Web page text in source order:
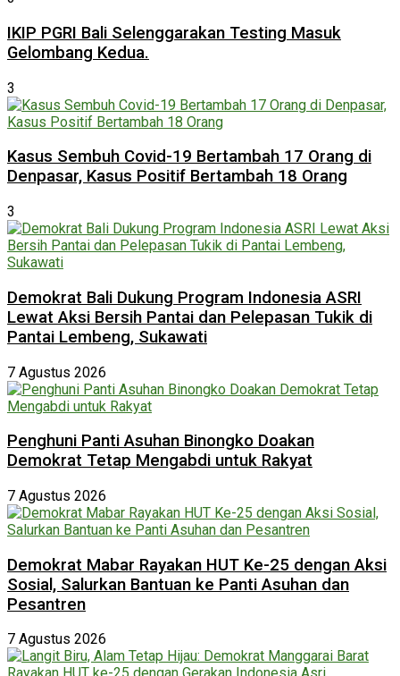
IKIP PGRI Bali Selenggarakan Testing Masuk
Gelombang Kedua.
3
Kasus Sembuh Covid-19 Bertambah 17 Orang di
Denpasar, Kasus Positif Bertambah 18 Orang
3
Demokrat Bali Dukung Program Indonesia ASRI
Lewat Aksi Bersih Pantai dan Pelepasan Tukik di
Pantai Lembeng, Sukawati
7 Agustus 2026
Penghuni Panti Asuhan Binongko Doakan
Demokrat Tetap Mengabdi untuk Rakyat
7 Agustus 2026
Demokrat Mabar Rayakan HUT Ke-25 dengan Aksi
Sosial, Salurkan Bantuan ke Panti Asuhan dan
Pesantren
7 Agustus 2026